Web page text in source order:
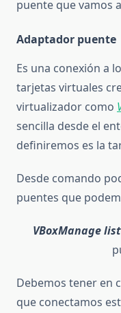
puente que vamos
Adaptador puente
Es una conexión a
tarjetas virtuales
virtualizador como
sencilla desde el
definiremos es la
Desde comando
puentes que
VBoxManage
Debemos tener en
que conectamos